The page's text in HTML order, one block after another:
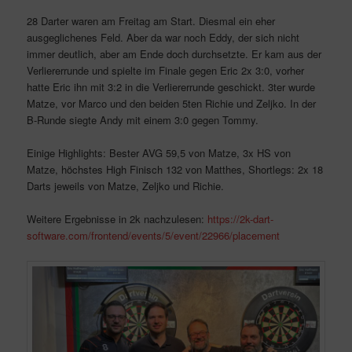
28 Darter waren am Freitag am Start. Diesmal ein eher
ausgeglichenes Feld. Aber da war noch Eddy, der sich nicht
immer deutlich, aber am Ende doch durchsetzte. Er kam aus der
Verliererrunde und spielte im Finale gegen Eric 2x 3:0, vorher
hatte Eric ihn mit 3:2 in die Verliererrunde geschickt. 3ter wurde
Matze, vor Marco und den beiden 5ten Richie und Zeljko. In der
B-Runde siegte Andy mit einem 3:0 gegen Tommy.
Einige Highlights: Bester AVG 59,5 von Matze, 3x HS von
Matze, höchstes High Finisch 132 von Matthes, Shortlegs: 2x 18
Darts jeweils von Matze, Zeljko und Richie.
Weitere Ergebnisse in 2k nachzulesen: https://2k-dart-
software.com/frontend/events/5/event/22966/placement